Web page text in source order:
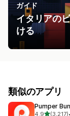
ガイド
イタリアの
ける
類似のアプリ
Pumper
4.95つ星中
(3,217)•